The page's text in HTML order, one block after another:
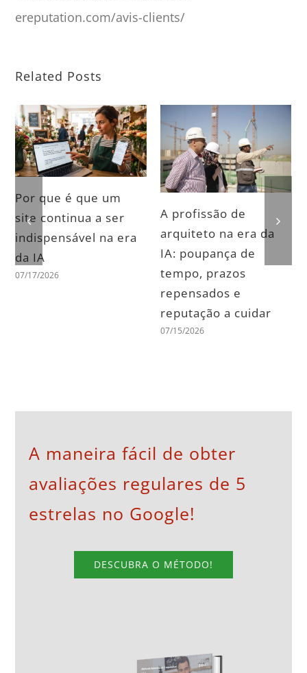
ereputation.com/avis-clients/
Related Posts
Por que é que um
site continua a ser
indispensável na era
da IA
07/17/2026
A profissão de
arquiteto na era da
IA: poupança de
tempo, prazos
repensados e
reputação a cuidar
07/15/2026
A maneira fácil de obter
avaliações regulares de 5
estrelas no Google!
DESCUBRA O MÉTODO!